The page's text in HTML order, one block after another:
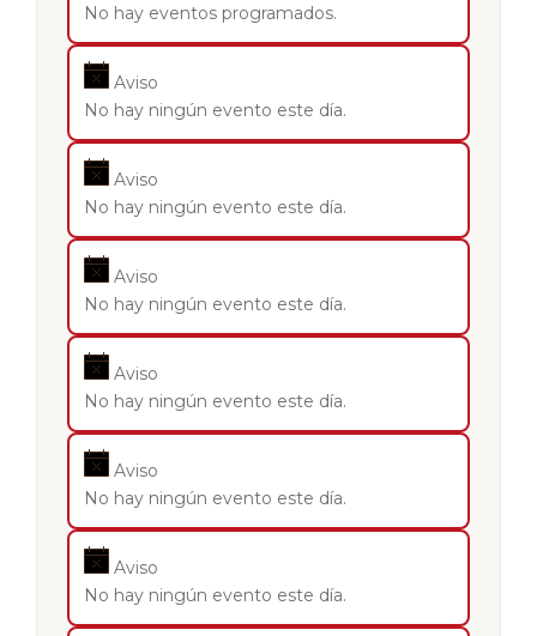
No hay eventos programados.
Aviso
No hay ningún evento este día.
Aviso
No hay ningún evento este día.
Aviso
No hay ningún evento este día.
Aviso
No hay ningún evento este día.
Aviso
No hay ningún evento este día.
Aviso
No hay ningún evento este día.